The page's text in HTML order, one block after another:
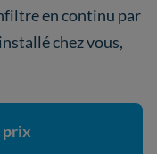
en continu par
chez vous,
prix